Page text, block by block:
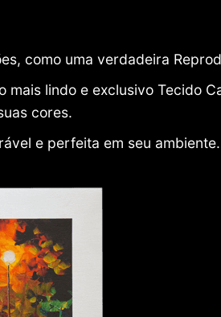
como uma verdadeira
lindo e exclusivo Tecido
cores.
e perfeita em seu ambiente.